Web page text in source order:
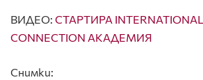
ВИДЕО: СТАРТИРА INTERNATIONAL
CONNECTION АКАДЕМИЯ
Снимки: